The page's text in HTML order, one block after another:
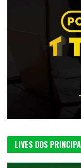
LIVES DOS